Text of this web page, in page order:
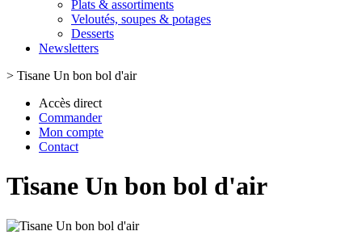
Plats & assortiments
Veloutés, soupes & potages
Desserts
Newsletters
> Tisane Un bon bol d'air
Accès direct
Commander
Mon compte
Contact
Tisane Un bon bol d'air